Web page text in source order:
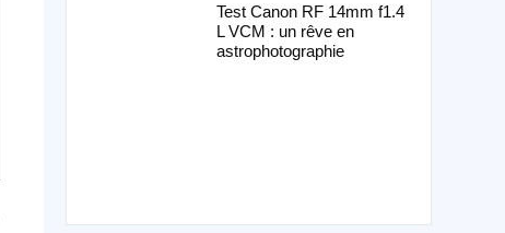
Test Canon RF 14mm f1.4
L VCM : un rêve en
astrophotographie